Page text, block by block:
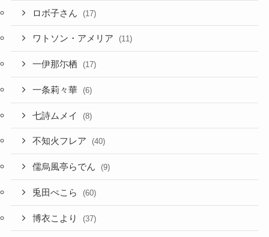
ロボ子さん (17)
ワトソン・アメリア (11)
一伊那尓栖 (17)
一条莉々華 (6)
七詩ムメイ (8)
不知火フレア (40)
儒烏風亭らでん (9)
兎田ぺこら (60)
博衣こより (37)